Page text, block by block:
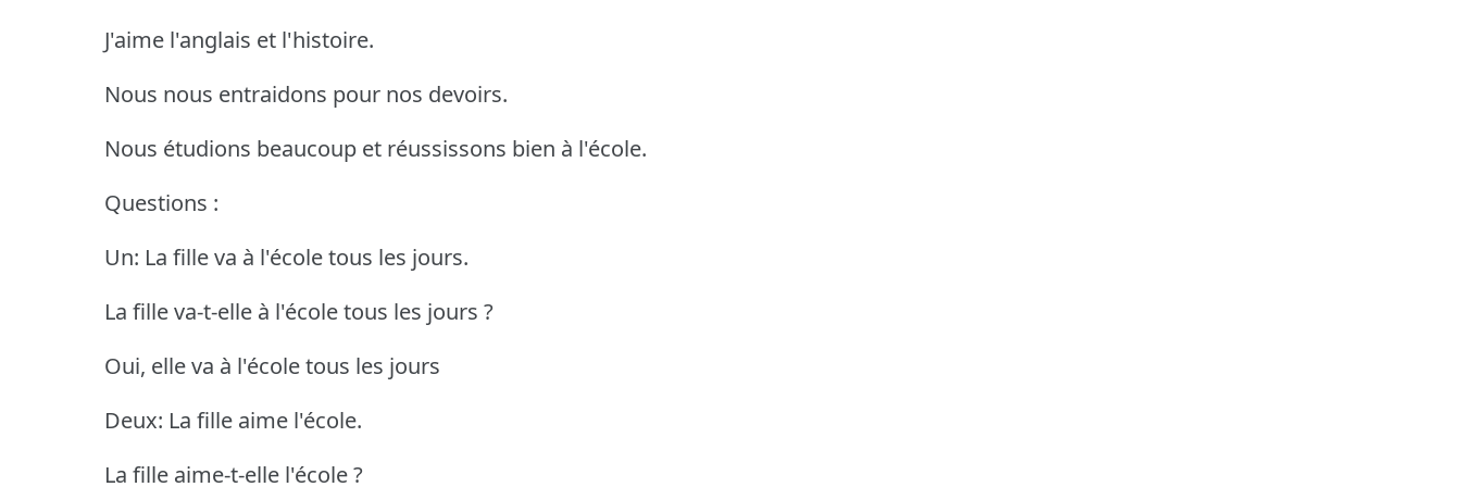
J'aime l'anglais et l'histoire.
Nous nous entraidons pour nos devoirs.
Nous étudions beaucoup et réussissons bien à l'école.
Questions :
Un: La fille va à l'école tous les jours.
La fille va-t-elle à l'école tous les jours ?
Oui, elle va à l'école tous les jours
Deux: La fille aime l'école.
La fille aime-t-elle l'école ?